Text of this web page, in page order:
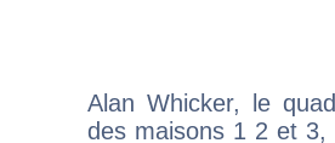
Alan Whicker, le
des maisons 1 2 et